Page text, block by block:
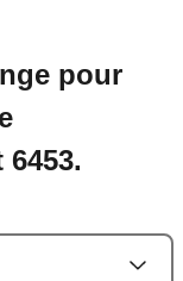
pour